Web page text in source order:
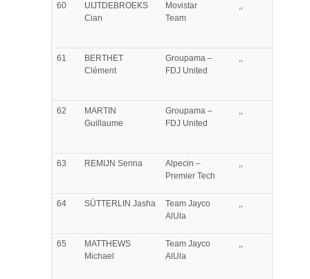
60
UIJTDEBROEKS
Cian
Movistar
Team
,,
61
BERTHET
Clément
Groupama –
FDJ United
,,
62
MARTIN
Guillaume
Groupama –
FDJ United
,,
63 REMIJN Senna
Alpecin –
Premier Tech
,,
64 SÜTTERLIN Jasha
Team Jayco
AlUla
,,
65
MATTHEWS
Michael
Team Jayco
AlUla
,,